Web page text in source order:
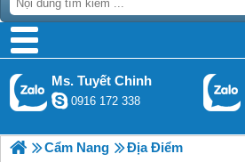
Ms. Tuyết Chinh
0916 172 338
Cẩm Nang
Địa Điểm